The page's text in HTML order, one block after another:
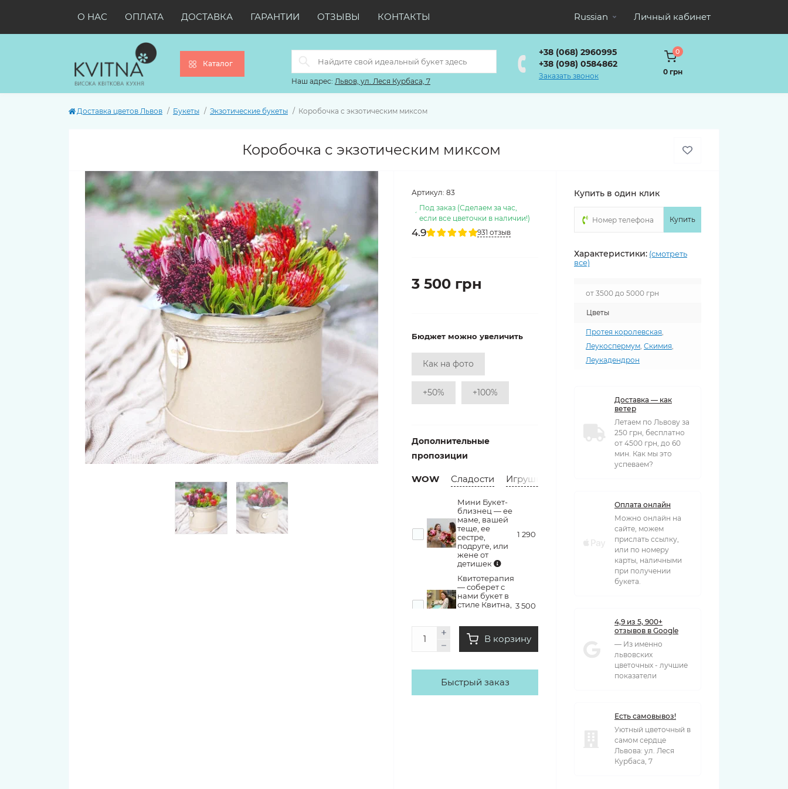
О НАС ОПЛАТА ДОСТАВКА ГАРАНТИИ ОТЗЫВЫ КОНТАКТЫ Russian Личный кабинет
Каталог
Наш адрес: Львов, ул. Леся Курбаса, 7
+38 (068) 2960995
+38 (098) 0584862
Заказать звонок
0
0 грн
Доставка цветов Львов Букеты Экзотические букеты Коробочка с экзотическим миксом
Коробочка с экзотическим миксом
Артикул: 83
Под заказ (Сделаем за час,
если все цветочки в наличии!)
4.9 931 отзыв
3 500 грн
Бюджет можно увеличить
Как на фото
+50% +100%
Дополнительные
пропозиции
WOW Сладости Игрушки
Мини Букет-
близнец — ее
маме, вашей
теще, ее
сестре,
подруге, или
жене от
детишек
1 290 грн
Квитотерапия
— соберет с
нами букет в
стиле Квитна,
3 500 грн
В корзину
Быстрый заказ
Купить в один клик
Купить
Характеристики: (смотреть
все)
от 3500 до 5000 грн
Цветы
Протея королевская,
Леукоспермум, Скимия,
Леукадендрон
Доставка — как
ветер
Летаем по Львову за
250 грн, бесплатно
от 4500 грн, до 60
мин. Как мы это
успеваем?
Оплата онлайн
Можно онлайн на
сайте, можем
прислать ссылку,
или по номеру
карты, наличными
при получении
букета.
4,9 из 5, 900+
отзывов в Google
— Из именно
львовских
цветочных - лучшие
показатели
Есть самовывоз!
Уютный цветочный в
самом сердце
Львова: ул. Леся
Курбаса, 7